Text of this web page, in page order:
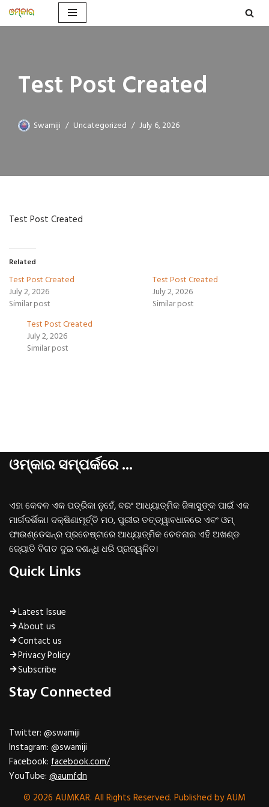
Test Post Created
Swamiji Uncategorized July 6, 2026
Test Post Created
Related
Test Post Created
July 2, 2026
Similar post
Test Post Created
July 2, 2026
Similar post
Test Post Created
July 2, 2026
Similar post
ଓମ୍‌କାର ସମ୍ପର୍କରେ ...
ଏହା କେବଳ ଏକ ପତ୍ରିକା ନୁହେଁ, ବରଂ ଆଧ୍ୟାତ୍ମିକ ଜିଜ୍ଞାସୁଙ୍କ ପାଇଁ ଏକ
ମାର୍ଗଦର୍ଶିକା। ଦକ୍ଷିଣାମୂର୍ତ୍ତି ମଠ, ପୁରୀର ତତ୍ତ୍ୱାବଧାନରେ ଏବଂ ଓମ୍‌
ଫାଉଣ୍ଡେସନ୍‌ର ପ୍ରଚେଷ୍ଟାରେ ଆଧ୍ୟାତ୍ମିକ ଚେତନାର ଏହି ଅଖଣ୍ଡ
ଜ୍ୟୋତି ବିଗତ ଦୁଇ ଦଶନ୍ଧି ଧରି ପ୍ରଜ୍ୱଳିତ।
Quick Links
Latest Issue
About us
Contact us
Privacy Policy
Subscribe
Stay Connected
Twitter: @swamiji
Instagram: @swamiji
Facebook: facebook.com/
YouTube: @aumfdn
© 2026 AUMKAR. All Rights Reserved. Published by AUM